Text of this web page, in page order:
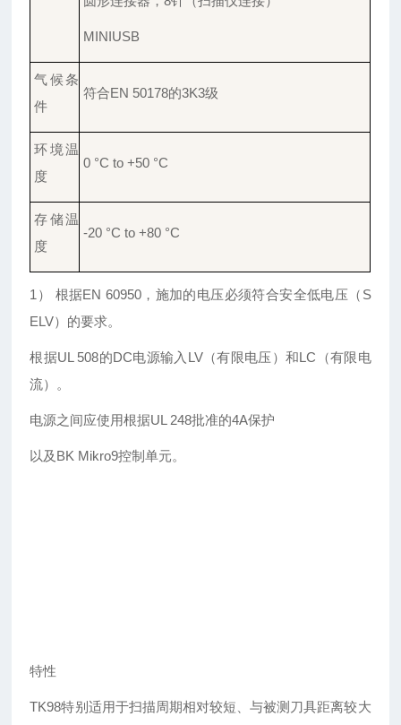
MINIUSB
气候条
件
符合EN 50178的3K3级
环境温
度
0 °C to +50 °C
存储温
度
-20 °C to +80 °C
1） 根据EN 60950，施加的电压必须符合安全低电压（S
ELV）的要求。
根据UL 508的DC电源输入LV（有限电压）和LC（有限电
流）。
电源之间应使用根据UL 248批准的4A保护
以及 BK Mikro9控制单元。
特性
TK98特别适用于扫描周期相对较短、与被测刀具距离较大